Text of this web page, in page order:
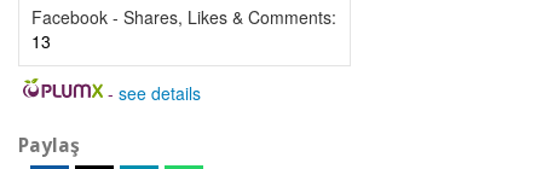
Facebook - Shares, Likes & Comments:
13
- see details
Paylaş